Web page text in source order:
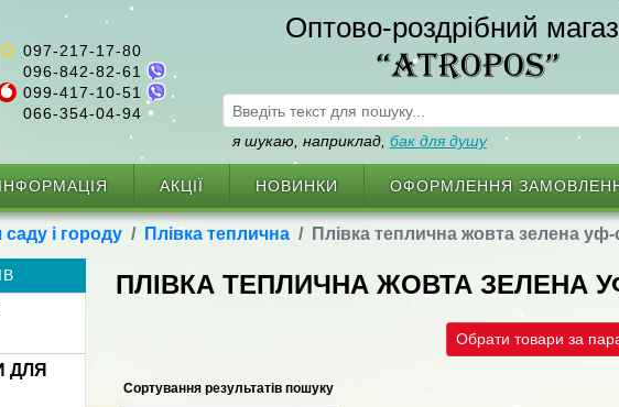
097-217-17-80
096-842-82-61
099-417-10-51
066-354-04-94
Оптово-роздрібний
“ATROPOS”
я шукаю, наприклад, бак для душу
АКЦІЇ НОВИНКИ ОФОРМЛЕННЯ
і городу Плівка теплична Плівка теплична жовта зелена уф-
ДЛЯ
ПЛІВКА ТЕПЛИЧНА ЖОВТА ЗЕЛЕНА
Обрати товари за
Сортування результатів пошуку